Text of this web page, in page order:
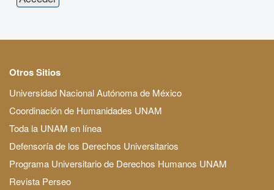
Otros Sitios
Universidad Nacional Autónoma de México
Coordinación de Humanidades UNAM
Toda la UNAM en línea
Defensoría de los Derechos Universitarios
Programa Universitario de Derechos Humanos UNAM
Revista Perseo